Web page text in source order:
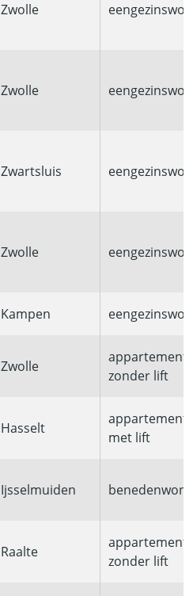
Zwolle
Zwolle
Zwartsluis
Zwolle
Kampen
Zwolle
appartement
zonder lift
Hasselt
appartement
met lift
Ijsselmuiden
Raalte
appartement
zonder lift